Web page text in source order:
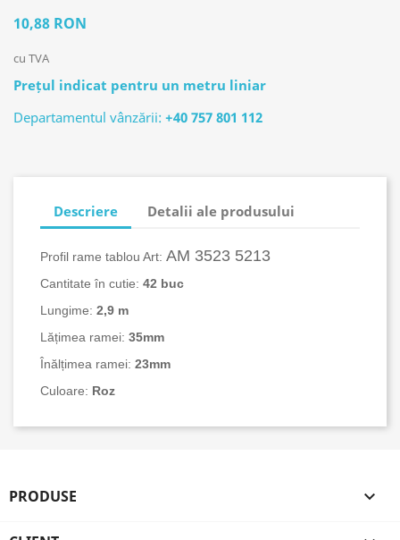
10,88 RON
cu TVA
Prețul indicat pentru un metru liniar
Departamentul vânzării: +40 757 801 112
Descriere Detalii ale produsului
Profil rame tablou Art: AM 3523 5213
Cantitate în cutie: 42 buc
Lungime: 2,9 m
Lățimea ramei: 35mm
Înălțimea ramei: 23mm
Culoare: Roz
PRODUSE 